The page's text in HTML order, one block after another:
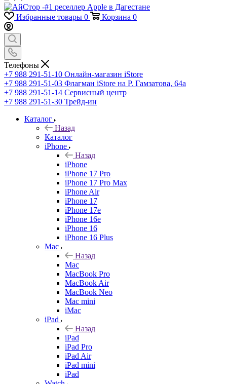
Избранные товары 0 Корзина 0
Телефоны
+7 988 291-51-10 Онлайн-магазин iStore
+7 988 291-51-03 Флагман iStore на Р. Гамзатова, 64а
+7 988 291-51-14 Сервисный центр
+7 988 291-51-30 Трейд-ин
Каталог
Назад
Каталог
iPhone
Назад
iPhone
iPhone 17 Pro
iPhone 17 Pro Max
iPhone Air
iPhone 17
iPhone 17e
iPhone 16e
iPhone 16
iPhone 16 Plus
Mac
Назад
Mac
MacBook Pro
MacBook Air
MacBook Neo
Mac mini
iMac
iPad
Назад
iPad
iPad Pro
iPad Air
iPad mini
iPad